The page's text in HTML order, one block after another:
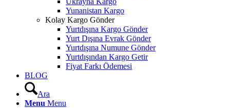
Yunanistan Kargo
Kolay Kargo Gönder
Yurtdışına Kargo Gönder
Yurt Dışına Evrak Gönder
Yurtdışına Numune Gönder
Yurtdışından Kargo Getir
Fiyat Farkı Ödemesi
BLOG
Ara
Menu Menu